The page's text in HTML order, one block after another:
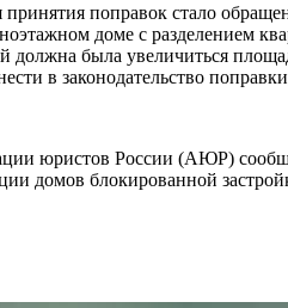
принятия поправок стало
доме с разделением
должна была увеличиться
в законодательство
юристов России (АЮР)
домов блокированной